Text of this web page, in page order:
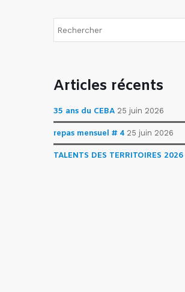
Articles récents
35 ans du CEBA 25 juin 2026
repas mensuel # 4 25 juin 2026
TALENTS DES TERRITOIRES 2026